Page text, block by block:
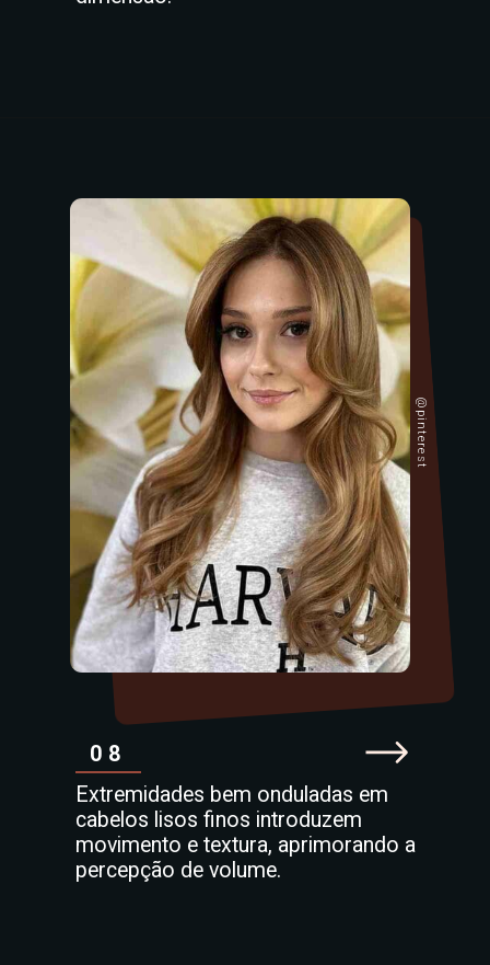
08
Extremidades bem onduladas em
cabelos lisos finos introduzem
movimento e textura, aprimorando a
percepção de volume.
@pinterest